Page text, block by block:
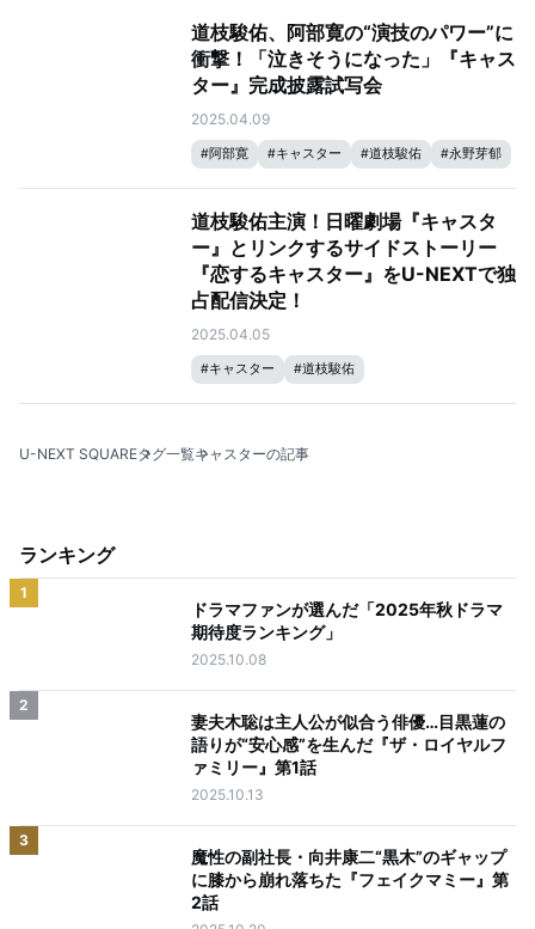
道枝駿佑、阿部寛の“演技のパワー”に
衝撃！「泣きそうになった」『キャス
ター』完成披露試写会
2025.04.09
#阿部寛 #キャスター #道枝駿佑 #永野芽郁
道枝駿佑主演！日曜劇場『キャスタ
ー』とリンクするサイドストーリー
『恋するキャスター』をU-NEXTで独
占配信決定！
2025.04.05
#キャスター #道枝駿佑
U-NEXT SQUAREタグ一覧キャスターの記事
ランキング
1
ドラマファンが選んだ「2025年秋ドラマ
期待度ランキング」
2025.10.08
2
妻夫木聡は主人公が似合う俳優…目黒蓮の
語りが“安心感”を生んだ『ザ・ロイヤルフ
ァミリー』第1話
2025.10.13
3
魔性の副社長・向井康二“黒木”のギャップ
に膝から崩れ落ちた『フェイクマミー』第
2話